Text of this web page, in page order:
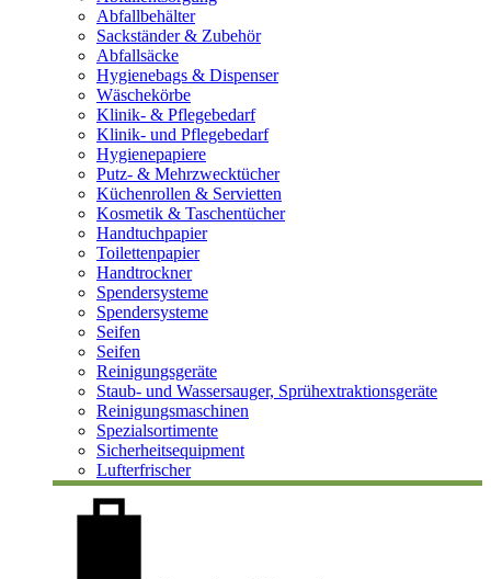
Abfallbehälter
Sackständer & Zubehör
Abfallsäcke
Hygienebags & Dispenser
Wäschekörbe
Klinik- & Pflegebedarf
Klinik- und Pflegebedarf
Hygienepapiere
Putz- & Mehrzwecktücher
Küchenrollen & Servietten
Kosmetik & Taschentücher
Handtuchpapier
Toilettenpapier
Handtrockner
Spendersysteme
Spendersysteme
Seifen
Seifen
Reinigungsgeräte
Staub- und Wassersauger, Sprühextraktionsgeräte
Reinigungsmaschinen
Spezialsortimente
Sicherheitsequipment
Lufterfrischer